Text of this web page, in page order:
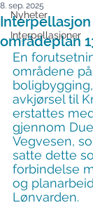
Nyheter
Interpellasjoner
områdeplan
8. sep. 2025
En
områdene
avkjørsel til
erstattes
gjennom
Vegvesen,
satte dette
forbindelse
og
Lønvarden.